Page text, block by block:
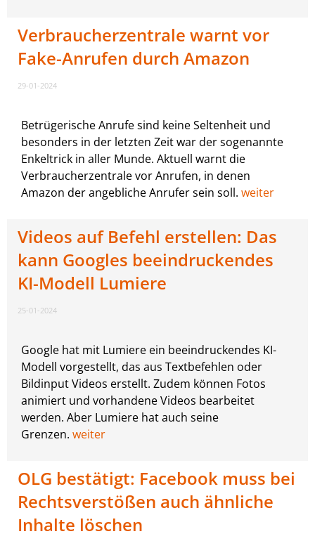
Verbraucherzentrale warnt vor
Fake-Anrufen durch Amazon
29-01-2024
Betrügerische Anrufe sind keine Seltenheit und
besonders in der letzten Zeit war der sogenannte
Enkeltrick in aller Munde. Aktuell warnt die
Verbraucherzentrale vor Anrufen, in denen
Amazon der angebliche Anrufer sein soll. weiter
Videos auf Befehl erstellen: Das
kann Googles beeindruckendes
KI-Modell Lumiere
25-01-2024
Google hat mit Lumiere ein beeindruckendes KI-
Modell vorgestellt, das aus Textbefehlen oder
Bildinput Videos erstellt. Zudem können Fotos
animiert und vorhandene Videos bearbeitet
werden. Aber Lumiere hat auch seine
Grenzen. weiter
OLG bestätigt: Facebook muss bei
Rechtsverstößen auch ähnliche
Inhalte löschen